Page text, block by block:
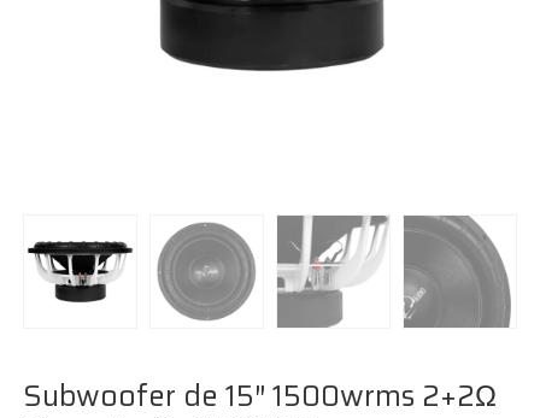
Subwoofer de 15″ 1500wrms 2+2Ω